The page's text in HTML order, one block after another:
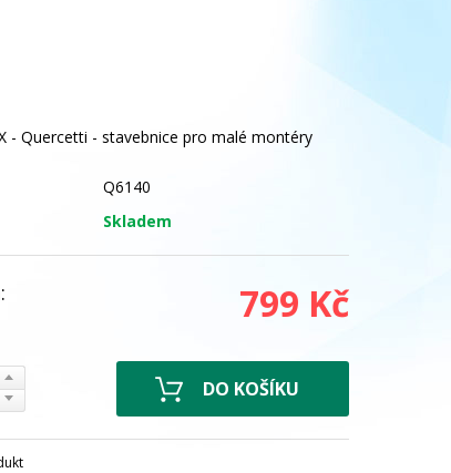
- Quercetti - stavebnice pro malé montéry
Q6140
Skladem
799 Kč